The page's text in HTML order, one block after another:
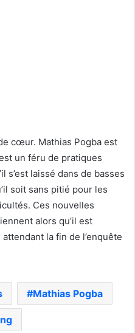
cœur. Mathias Pogba est
un féru de pratiques
s’est laissé dans de basses
soit sans pitié pour les
Ces nouvelles
alors qu’il est
la fin de l’enquête
Mathias Pogba